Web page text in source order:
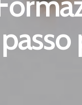
passo